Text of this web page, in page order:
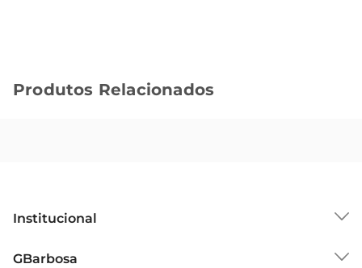
controlado, garantindo eficiência sem
necessitam de cuidados periódicos para
seguir as instruções de uso específicas para cada
Produtos Relacionados
Institucional
GBarbosa